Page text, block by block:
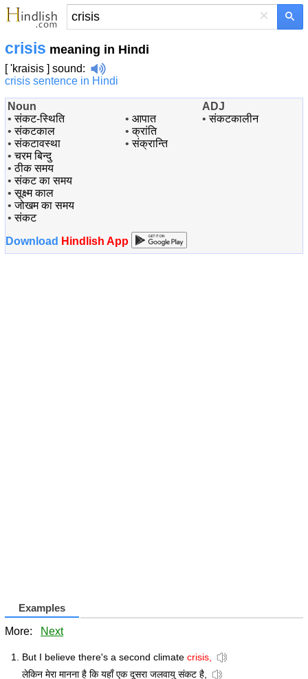
×
crisis meaning in Hindi
[ 'kraisis ] sound:
crisis sentence in Hindi
Noun
•संकट-स्थिति
•संकटकाल
•संकटावस्था
•चरम बिन्दु
•ठीक समय
•संकट का समय
•सूक्ष्‍म काल
•जोखम का समय
•संकट
• आपात
•क्रांति
•संक्रान्ति
ADJ
•संकटकालीन
Download Hindlish App
Examples
More: Next
But I believe there's a second climate crisis,
लेकिन मेरा मानना है कि यहाँ एक दूसरा जलवायु संकट है,